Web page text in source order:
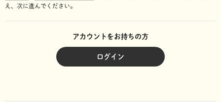
え、次に進んでください。
アカウントをお持ちの方
ログイン